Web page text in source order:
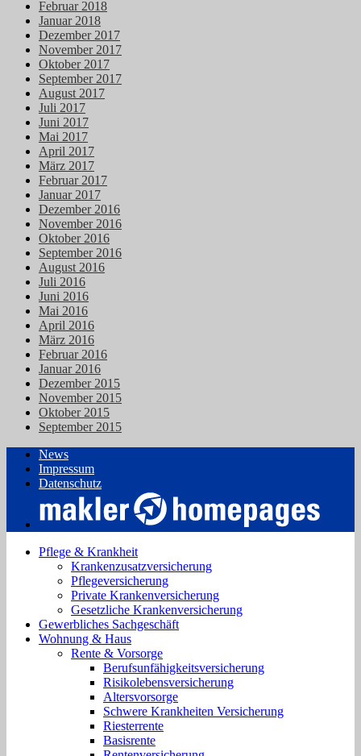
Februar 2018
Januar 2018
Dezember 2017
November 2017
Oktober 2017
September 2017
August 2017
Juli 2017
Juni 2017
Mai 2017
April 2017
März 2017
Februar 2017
Januar 2017
Dezember 2016
November 2016
Oktober 2016
September 2016
August 2016
Juli 2016
Juni 2016
Mai 2016
April 2016
März 2016
Februar 2016
Januar 2016
Dezember 2015
November 2015
Oktober 2015
September 2015
News
Impressum
Datenschutz
Pflege & Krankheit
Krankenzusatzversicherung
Pflegeversicherung
Private Krankenversicherung
Gesetzliche Krankenversicherung
Gewerbliches Sachgeschäft
Wohnung & Haus
Rente & Vorsorge
Berufs­unfähigkeitsversicherung
Risikolebensversicherung
Altersvorsorge
Schwere Krankheiten Versicherung
Riesterrente
Basisrente